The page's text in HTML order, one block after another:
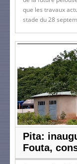
que les travaux
stade du 28
Pita:
Fouta,